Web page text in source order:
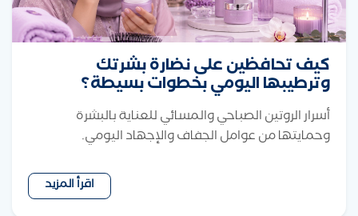
كيف تحافظين على نضارة بشرتك
وترطيبها اليومي بخطوات بسيطة؟
أسرار الروتين الصباحي والمسائي للعناية بالبشرة
وحمايتها من عوامل الجفاف والإجهاد اليومي.
اقرأ المزيد